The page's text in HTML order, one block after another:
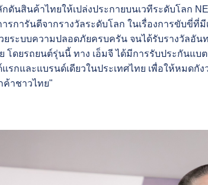
กดันสินค้าไทยให้เปล่งประกายบนเวทีระดับโลก
รการันตีจากรางวัลระดับโลก ในเรื่องการขับขี่ที่
ยระบบความปลอดภัยครบครัน จนได้รับรางวัลอัน
โดยรถยนต์รุ่นนี้ ทาง เอ็มจี ได้มีการรับประกันแบ
รกและแบรนด์เดียวในประเทศไทย เพื่อให้หมดกัง
าชาวไทย"